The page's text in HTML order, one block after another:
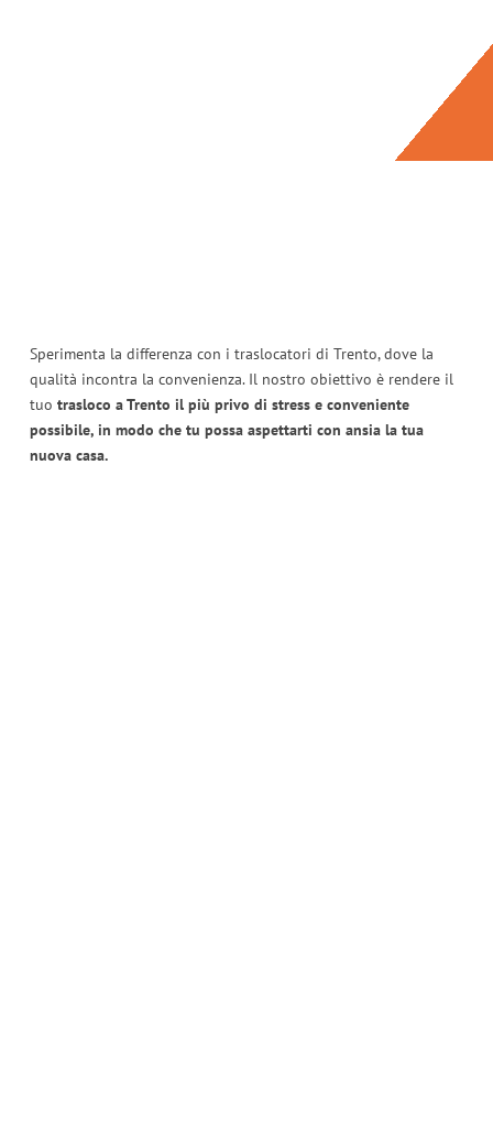
Sperimenta la differenza con i traslocatori di Trento, dove la
qualità incontra la convenienza. Il nostro obiettivo è rendere il
tuo trasloco a Trento il più privo di stress e conveniente
possibile, in modo che tu possa aspettarti con ansia la tua
nuova casa.